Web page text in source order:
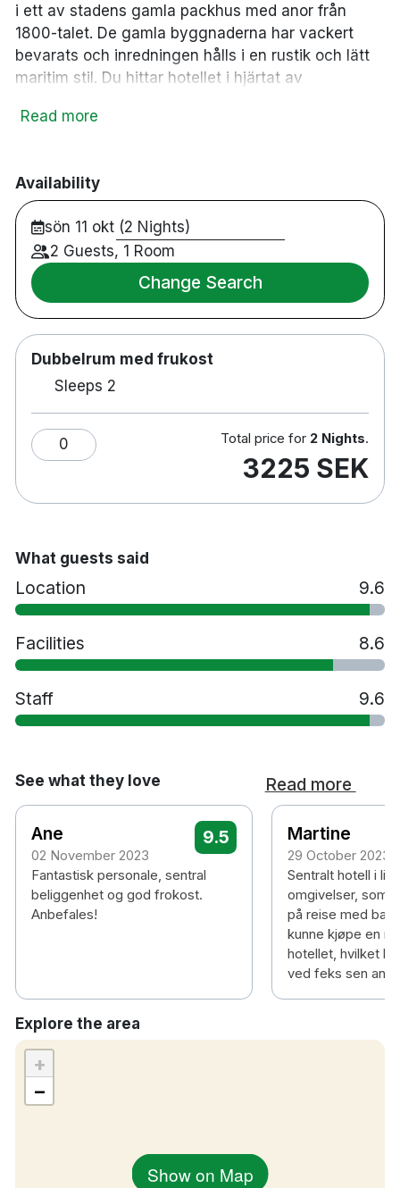
i ett av stadens gamla packhus med anor från
1800-talet. De gamla byggnaderna har vackert
bevarats och inredningen hålls i en rustik och lätt
maritim stil. Du hittar hotellet i hjärtat av
Nyhavn, Strøget och Tivoli. Härifrån har du även
alla rum har en minibar, TV och ett skrivbord.
174 rum
Dubbelrum
Badrum med dusch
TV
Värdeskåp
Skrivbord
Hårtork
Strykjärn/strykbräda
Gratis toalettartiklar
Spjälsäng mot en avgift
Husdjur tillåts mot en avgift
Parkering mot en avgift
5 minuters promenad till Kongens Nytorv
station
20 minuters promenad till Tivoli
25 minuters bilresa till Köpenhamn Kastrup
Read more
Availability
sön 11 okt (2 Nights)
2 Guests, 1 Room
Change Search
Dubbelrum med frukost
Sleeps 2
0 Total price for 2 Nights.
3225 SEK
What guests said
Location 9.6
Facilities 8.6
Staff 9.6
See what they love Read more
Ane
02 November 2023
9.5
Fantastisk personale, sentral
beliggenhet og god frokost.
Anbefales!
Martine
29 October 2023
Sentralt hotell i litt
omgivelser, som
på reise med
kunne kjøpe en
hotellet, hvilket
ved feks sen
Explore the area
Show on Map
+
−